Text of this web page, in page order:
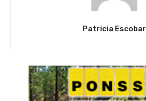
Patricia Escobar